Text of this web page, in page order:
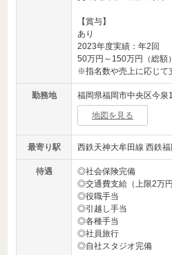
【賞与】
あり
2023年度実績：年2回
50万円～150万円（総額）
※指名数や売上に応じて
勤務地 福岡県福岡市中央区今泉
地図を見る
最寄り駅 西鉄天神大牟田線 西鉄
待遇
◎社会保険完備
◎交通費支給（上限2万円
◎役職手当
◎引越し手当
◎各種手当
◎社員旅行
◎自社スタジオ完備